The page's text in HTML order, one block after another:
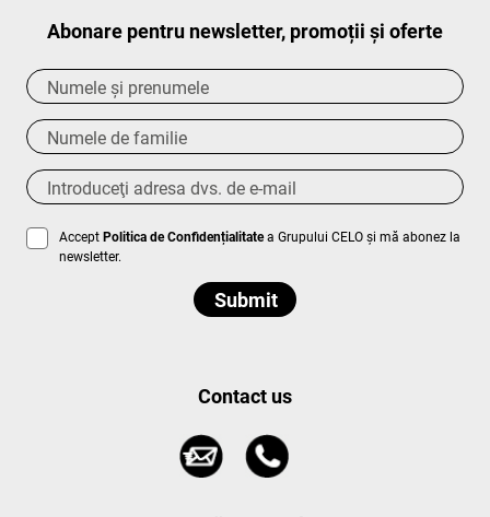
Abonare pentru newsletter, promoții și oferte
AcceptPolitica de Confidențialitatea Grupului CELO și mă abonez la
newsletter.
Contact us